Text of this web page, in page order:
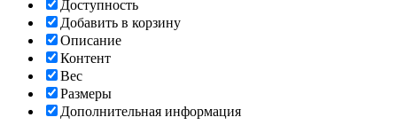
Доступность
Добавить в корзину
Описание
Контент
Вес
Размеры
Дополнительная информация